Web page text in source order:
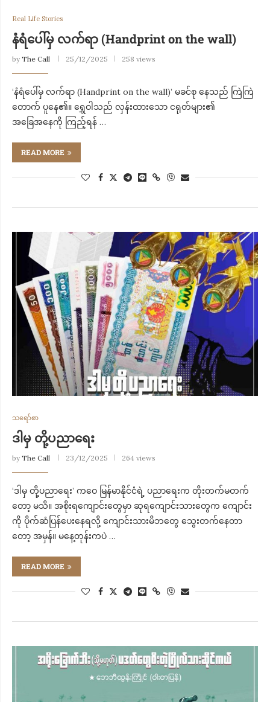
Real Life Stories
နံရံပေါ်မှ လက်ရာ (Handprint on the wall)
by The Call 25/12/2025 258 views
‘နံရံပေါ်မှ လက်ရာ (Handprint on the wall)’ မခင်စု နေသည် ကြဲကြဲ
တောက် ပူနေ၏။ ရွှေဝါသည် လှန်းထားသော ငရုတ်များ၏
အခြေအနေကို ကြည့်ရန် …
READ MORE
သရော်စာ
ဒါမှ တို့ပညာရေး
by The Call 23/12/2025 264 views
‘ဒါမှ တို့ပညာရေး’ က​ဝေ မြန်မာနိုင်ငံရဲ့ ပညာရေးက တိုးတက်မတက်
တော့ မသိ။ အစိုးရကျောင်းတွေမှာ ဆုရကျောင်းသားတွေက ကျောင်း
ကို ပိုက်ဆံပြန်ပေးနေရလို့ ကျောင်းသားမိဘတွေ သွေးတက်နေတာ
တော့ အမှန်။ မနေ့တုန်းကပဲ …
READ MORE